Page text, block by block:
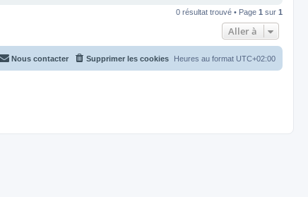
0 résultat trouvé • Page 1 sur 1
Aller à
Heures au format UTC+02:00
Supprimer les cookies
Nous contacter